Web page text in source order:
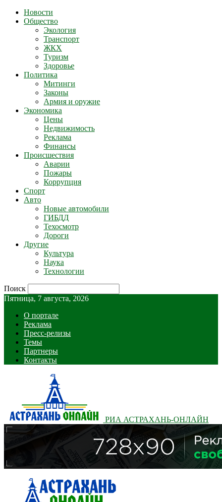
Новости
Общество
Экология
Транспорт
ЖКХ
Туризм
Здоровье
Политика
Митинги
Законы
Армия и оружие
Экономика
Цены
Недвижимость
Реклама
Финансы
Происшествия
Аварии
Пожары
Коррупция
Спорт
Авто
Новые автомобили
ГИБДД
Техосмотр
Дороги
Другие
Культура
Наука
Технологии
Поиск
Пятница, 7 августа, 2026
О портале
Реклама
Пресс-релизы
Темы
Партнеры
Контакты
РИА АСТРАХАНЬ-ОНЛАЙН